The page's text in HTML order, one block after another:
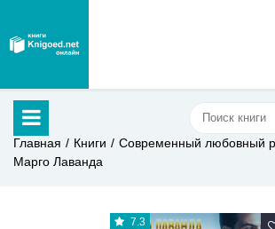
Главная Книги
Современный любовный
Марго Лаванда
7.3